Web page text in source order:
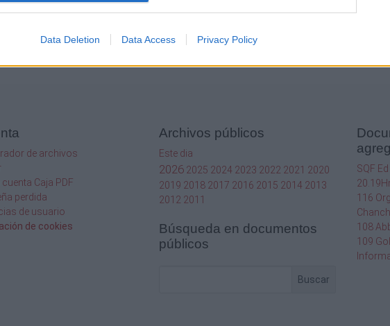
Data Deletion Data Access Privacy Policy
por los usuarios del sitio.Caja PDF
es una plataforma de gestión de documentos en línea
y europeas. Al tener una función legal de intermediario técnico neutral, los contenidos
de archivos
Caja PDF
perdida
de usuario
de cookies
Archivos públicos
Este dia
2026 2025 2024 2023 2022 2021 2020
2019 2018 2017 2016 2015 2014 2013
2012 2011
Búsqueda en documentos
públicos
Buscar
SQF
20.19Hr
116
108
109